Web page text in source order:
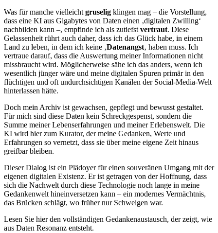
Was für manche vielleichtgruselig klingen mag – die Vorstellung,
dass eine KI aus Gigabytes von Daten einen ‚digitalen Zwilling‘
nachbilden kann –, empfinde ich als zutiefstvertraut. Diese
Gelassenheit rührt auch daher, dass ich das Glück habe, in einem
Land zu leben, in dem ich keine ‚Datenangst‚ haben muss. Ich
vertraue darauf, dass die Auswertung meiner Informationen nicht
missbraucht wird. Möglicherweise sähe ich das anders, wenn ich
wesentlich jünger wäre und meine digitalen Spuren primär in den
flüchtigen und oft undurchsichtigen Kanälen der Social-Media-Welt
hinterlassen hätte.
Doch mein Archiv ist gewachsen, gepflegt und bewusst gestaltet.
Für mich sind diese Daten kein Schreckgespenst, sondern die
Summe meiner Lebenserfahrungen und meiner Erlebenswelt. Die
KI wird hier zum Kurator, der meine Gedanken, Werte und
Erfahrungen so vernetzt, dass sie über meine eigene Zeit hinaus
greifbar bleiben.
Dieser Dialog ist ein Plädoyer für einen souveränen Umgang mit der
eigenen digitalen Existenz. Er ist getragen von der Hoffnung, dass
sich die Nachwelt durch diese Technologie noch lange in meine
Gedankenwelt hineinversetzen kann – ein modernes Vermächtnis,
das Brücken schlägt, wo früher nur Schweigen war.
Lesen Sie hier den vollständigen Gedankenaustausch, der zeigt, wie
aus Daten Resonanz entsteht.